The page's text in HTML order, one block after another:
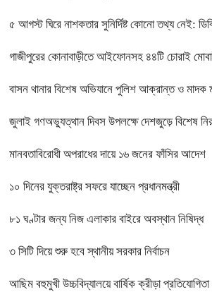
৫ আগস্ট ঘিরে নাশকতার সুনির্দিষ্ট কোনো তথ্য নেই:
গাজীপুরের কোনাবাড়ীতে আইফোনসহ ৪৪টি চোরাই
বাসন থানার বিশেষ অভিযানে পুলিশ আক্রান্ত ও মাদক
জুলাই গণঅভ্যুত্থান দিবস উপলক্ষে দেশজুড়ে বিশেষ
মানবতাবিরোধী অপরাধের দায়ে ১৬ জনের ফাঁসির আদেশ
১০ দিনের যুক্তরাষ্ট্র সফরে যাচ্ছেন প্রধানমন্ত্রী
৮১ ঘণ্টার জন্য নিজ এলাকার বাইরে অবস্থান নিষিদ্ধ
৩ সিটি দিয়ে শুরু হবে স্থানীয় সরকার নির্বাচন
আছিম বহুমুখী উচ্চবিদ্যালয়ে বার্ষিক ক্রীড়া